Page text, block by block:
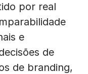
por real
e
de
de branding,